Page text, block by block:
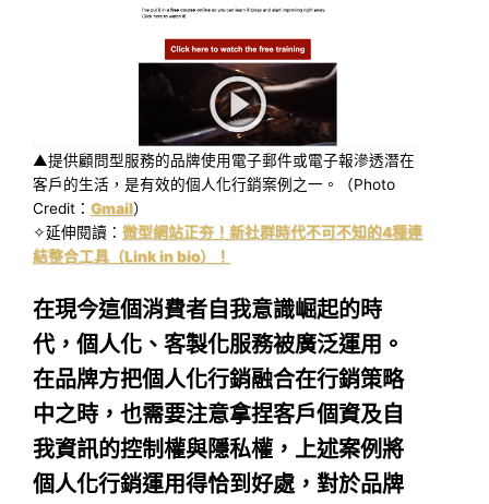
▲提供顧問型服務的品牌使用電子郵件或電子報滲透潛在
客戶的生活，是有效的個人化行銷案例之一。（Photo
Credit： Gmail）
✧延伸閱讀： 微型網站正夯！新社群時代不可不知的4種連
結整合工具（Link in bio）！
在現今這個消費者自我意識崛起的時
代，個人化、客製化服務被廣泛運用。
在品牌方把個人化行銷融合在行銷策略
中之時，也需要注意拿捏客戶個資及自
我資訊的控制權與隱私權，上述案例將
個人化行銷運用得恰到好處，對於品牌